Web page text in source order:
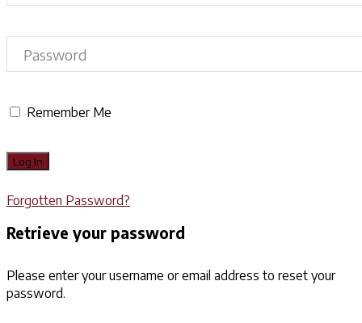
Remember Me
Forgotten Password?
Retrieve your password
Please enter your username or email address to reset your
password.